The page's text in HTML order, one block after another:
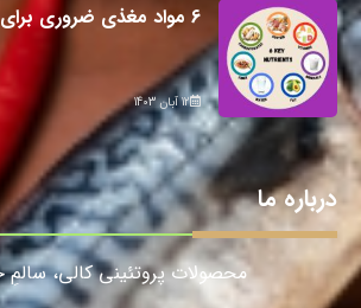
6 مواد مغذی ضروری برای بدن چیست؟
12 آبان 1403
درباره ما
محصولات پروتئینی کالی،